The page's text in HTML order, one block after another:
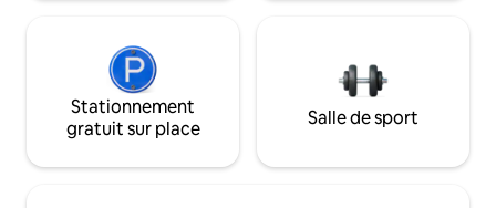
Stationnement
gratuit sur place
Salle de sport